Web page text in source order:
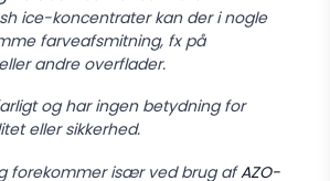
ice-koncentrater kan der i nogle
farveafsmitning, fx på
andre overflader.
og har ingen betydning for
eller sikkerhed.
forekommer især ved brug afAZO-